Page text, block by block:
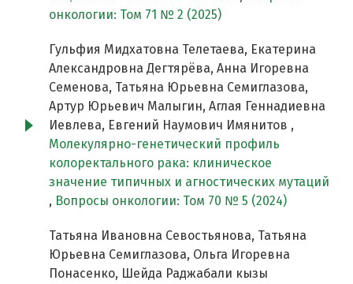
онкологии: Том 71 № 2 (2025)
Гульфия Мидхатовна Телетаева, Екатерина
Александровна Дегтярёва, Анна Игоревна
Семенова, Татьяна Юрьевна Семиглазова,
Артур Юрьевич Малыгин, Аглая Геннадиевна
Иевлева, Евгений Наумович Имянитов ,
Молекулярно-генетический профиль
колоректального рака: клиническое
значение типичных и агностических мутаций
, Вопросы онкологии: Том 70 № 5 (2024)
Татьяна Ивановна Севостьянова, Татьяна
Юрьевна Семиглазова, Ольга Игоревна
Понасенко, Шейда Раджабали кызы